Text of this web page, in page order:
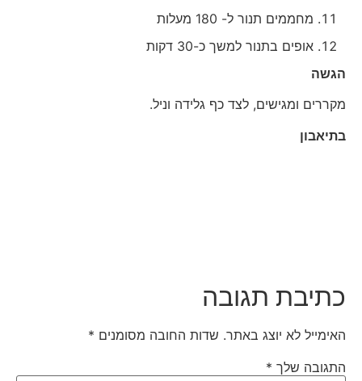
מחממים תנור ל- 180 מעלות
אופים בתנור למשך כ-30 דקות
הגשה
מקררים ומגישים, לצד כף גלידה וניל.
בתיאבון
כתיבת תגובה
האימייל לא יוצג באתר. שדות החובה מסומנים*
התגובה שלך*